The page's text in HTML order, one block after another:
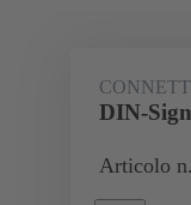
DIN-
Articolo